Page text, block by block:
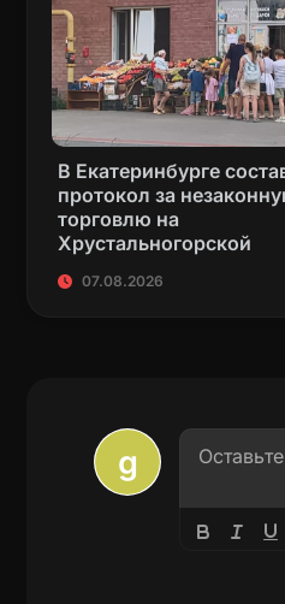
В Екатеринбурге
протокол за
торговлю на
Хрустальногорской
07.08.2026